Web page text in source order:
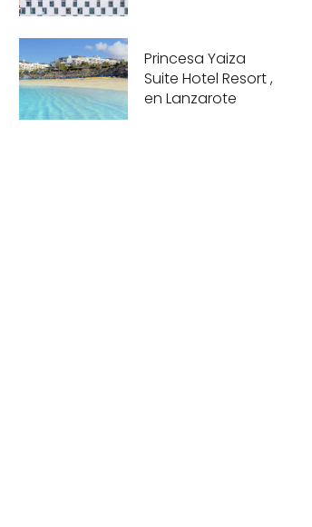
Princesa Yaiza
Suite Hotel Resort ,
en Lanzarote